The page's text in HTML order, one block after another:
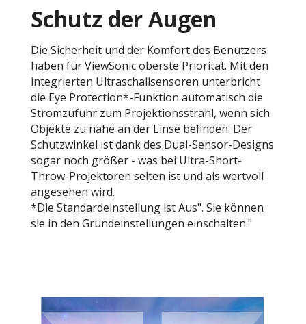
Schutz der Augen
Die Sicherheit und der Komfort des Benutzers
haben für ViewSonic oberste Priorität. Mit den
integrierten Ultraschallsensoren unterbricht
die Eye Protection*-Funktion automatisch die
Stromzufuhr zum Projektionsstrahl, wenn sich
Objekte zu nahe an der Linse befinden. Der
Schutzwinkel ist dank des Dual-Sensor-Designs
sogar noch größer - was bei Ultra-Short-
Throw-Projektoren selten ist und als wertvoll
angesehen wird.
*Die Standardeinstellung ist Aus". Sie können
sie in den Grundeinstellungen einschalten."